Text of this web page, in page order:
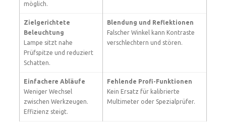
möglich.
Zielgerichtete
Beleuchtung
Lampe sitzt nahe
Prüfspitze und reduziert
Schatten.
Blendung und Reflektionen
Falscher Winkel kann Kontraste
verschlechtern und stören.
Einfachere Abläufe
Weniger Wechsel
zwischen Werkzeugen.
Effizienz steigt.
Fehlende Profi-Funktionen
Kein Ersatz für kalibrierte
Multimeter oder Spezialprüfer.